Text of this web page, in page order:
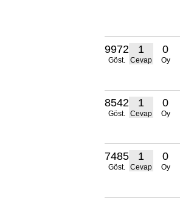
9972
Göst.
1
Cevap
0
Oy
8542
Göst.
1
Cevap
0
Oy
7485
Göst.
1
Cevap
0
Oy